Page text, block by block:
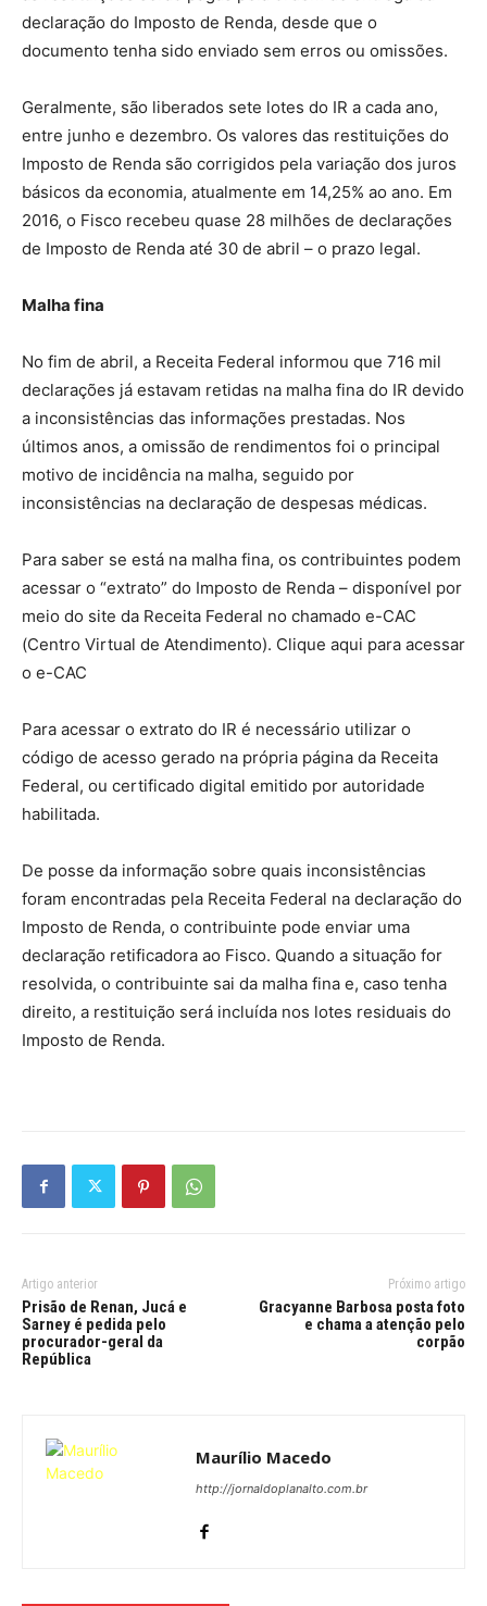
declaração do Imposto de Renda, desde que o
documento tenha sido enviado sem erros ou omissões.
Geralmente, são liberados sete lotes do IR a cada ano,
entre junho e dezembro. Os valores das restituições do
Imposto de Renda são corrigidos pela variação dos juros
básicos da economia, atualmente em 14,25% ao ano. Em
2016, o Fisco recebeu quase 28 milhões de declarações
de Imposto de Renda até 30 de abril – o prazo legal.
Malha fina
No fim de abril, a Receita Federal informou que 716 mil
declarações já estavam retidas na malha fina do IR devido
a inconsistências das informações prestadas. Nos
últimos anos, a omissão de rendimentos foi o principal
motivo de incidência na malha, seguido por
inconsistências na declaração de despesas médicas.
Para saber se está na malha fina, os contribuintes podem
acessar o “extrato” do Imposto de Renda – disponível por
meio do site da Receita Federal no chamado e-CAC
(Centro Virtual de Atendimento). Clique aqui para acessar
o e-CAC
Para acessar o extrato do IR é necessário utilizar o
código de acesso gerado na própria página da Receita
Federal, ou certificado digital emitido por autoridade
habilitada.
De posse da informação sobre quais inconsistências
foram encontradas pela Receita Federal na declaração do
Imposto de Renda, o contribuinte pode enviar uma
declaração retificadora ao Fisco. Quando a situação for
resolvida, o contribuinte sai da malha fina e, caso tenha
direito, a restituição será incluída nos lotes residuais do
Imposto de Renda.
Artigo anterior
Prisão de Renan, Jucá e
Sarney é pedida pelo
procurador-geral da
República
Próximo artigo
Gracyanne Barbosa posta foto
e chama a atenção pelo
corpão
Maurílio Macedo
http://jornaldoplanalto.com.br